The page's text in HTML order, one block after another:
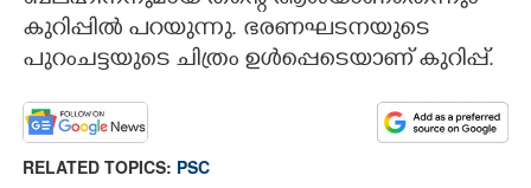
കുറിപ്പിൽ പറയുന്നു. ഭരണഘടനയുടെ
പുറംചട്ടയുടെ ചിത്രം ഉൾപ്പെടെയാണ് കുറിപ്പ്.
RELATED TOPICS: PSC